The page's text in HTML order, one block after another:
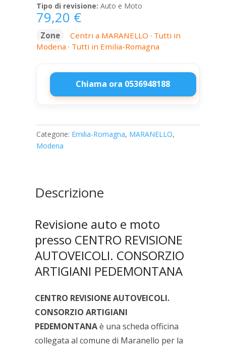
Tipo di revisione: Auto e Moto
79,20 €
Zone Centri a MARANELLO · Tutti in
Modena · Tutti in Emilia-Romagna
Chiama ora 0536948188
CENTRO
AUTOVEICOLI.
CONSORZIO
ARTIGIANI
Categorie: Emilia-Romagna, MARANELLO,
Modena
Descrizione
Revisione auto e moto
presso CENTRO REVISIONE
AUTOVEICOLI. CONSORZIO
ARTIGIANI PEDEMONTANA
CENTRO REVISIONE AUTOVEICOLI.
CONSORZIO ARTIGIANI
PEDEMONTANAè una scheda officina
collegata al comune di Maranello per la